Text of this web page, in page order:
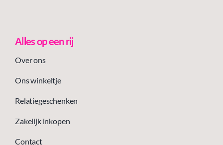
Alles op een rij
Over ons
Ons winkeltje
Relatiegeschenken
Zakelijk inkopen
Contact